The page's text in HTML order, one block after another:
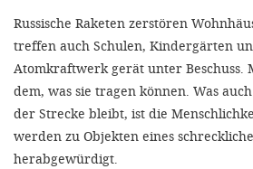
Russische Raketen zerstören
treffen auch Schulen, Kindergärten
Atomkraftwerk gerät unter Beschuss.
dem, was sie tragen können. Was
der Strecke bleibt, ist die
werden zu Objekten eines
herabgewürdigt.